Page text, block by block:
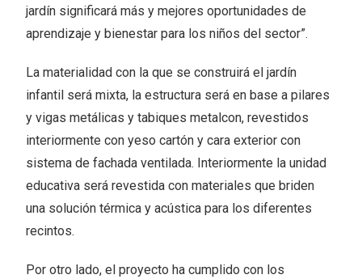
jardín significará más y mejores oportunidades de
aprendizaje y bienestar para los niños del sector”.
La materialidad con la que se construirá el jardín
infantil será mixta, la estructura será en base a pilares
y vigas metálicas y tabiques metalcon, revestidos
interiormente con yeso cartón y cara exterior con
sistema de fachada ventilada. Interiormente la unidad
educativa será revestida con materiales que briden
una solución térmica y acústica para los diferentes
recintos.
Por otro lado, el proyecto ha cumplido con los